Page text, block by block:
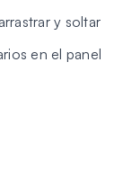
y soltar
en el panel